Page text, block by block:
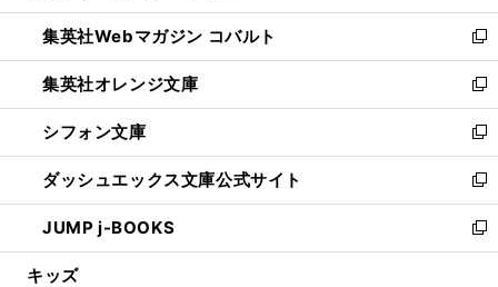
開
く
ウ
で
開
く
ン
ド
ウ
で
開
く
ウ
ィ
ン
ド
ウ
で
開
く
集英社Webマガジン コバルト
新
し
い
ウ
ィ
ン
ド
ウ
で
開
集英社オレンジ文庫
新
し
い
ウ
ィ
ン
ド
ウ
シフォン文庫
新
し
い
ウ
ィ
ン
ダッシュエックス文庫公式サイト
新
し
い
ウ
JUMP j-BOOKS
新
し
キッズ